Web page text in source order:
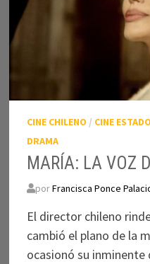
CINE CHILENO / CINE
DRAMA
MARÍA: LA VOZ
porFrancisca Ponce
El director chileno
cambió el plano de la
ocasionó su inminente